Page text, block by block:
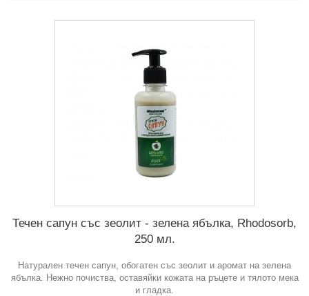
Течен сапун със зеолит - зелена ябълка, Rhodosorb,
250 мл.
Натурален течен сапун, обогатен със зеолит и аромат на зелена
ябълка. Нежно почиства, оставяйки кожата на ръцете и тялото мека
и гладка.